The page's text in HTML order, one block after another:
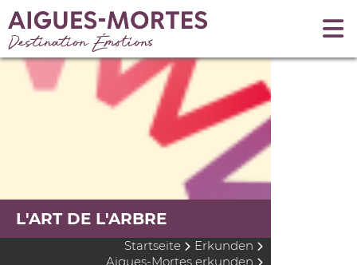
L'ART DE L'ARBRE
Startseite
Erkunden
Aigues-Mortes erkunden